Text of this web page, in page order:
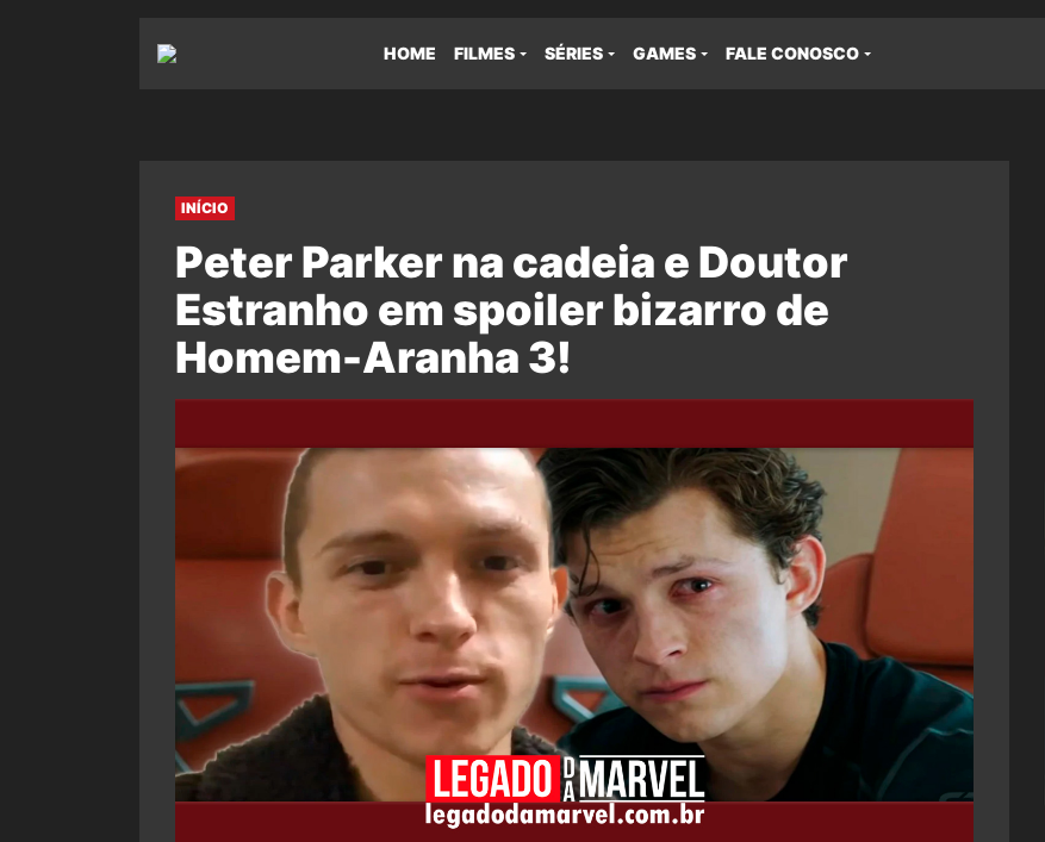
HOME FILMES SÉRIES GAMES FALE CONOSCO
INÍCIO
Peter Parker na cadeia e Doutor
Estranho em spoiler bizarro de
Homem-Aranha 3!